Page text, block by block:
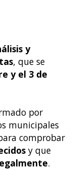
y
, que se
y el 3 de
por
municipales
comprobar
y que
.